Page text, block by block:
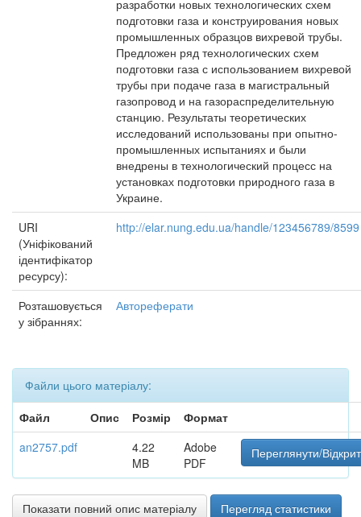
разработки новых технологических схем
подготовки газа и конструирования новых
промышленных образцов вихревой трубы.
Предложен ряд технологических схем
подготовки газа с использованием вихревой
трубы при подаче газа в магистральный
газопровод и на газораспределительную
станцию. Результаты теоретических
исследований использованы при опытно-
промышленных испытаниях и были
внедрены в технологический процесс на
установках подготовки природного газа в
Украине.
URI
(Уніфікований
ідентифікатор
ресурсу):
http://elar.nung.edu.ua/handle/123456789/8599
Розташовується
у зібраннях:
Автореферати
Файли цього матеріалу:
Файл
Опис Розмір
Формат
an2757.pdf
4.22
MB
Adobe
PDF
Переглянути/
Показати повний опис матеріалу
Перегляд статистики